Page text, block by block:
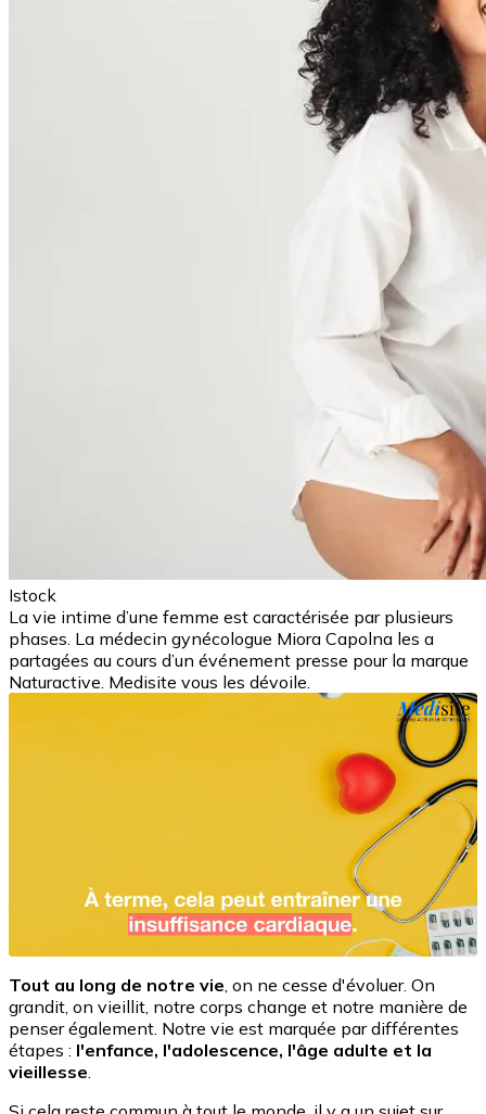
Istock
La vie intime d’une femme est caractérisée par plusieurs
phases. La médecin gynécologue Miora Capolna les a
partagées au cours d’un événement presse pour la marque
Naturactive. Medisite vous les dévoile.
Tout au long de notre vie, on ne cesse d'évoluer. On
grandit, on vieillit, notre corps change et notre manière de
penser également. Notre vie est marquée par différentes
étapes : l'enfance, l'adolescence, l'âge adulte et la
vieillesse.